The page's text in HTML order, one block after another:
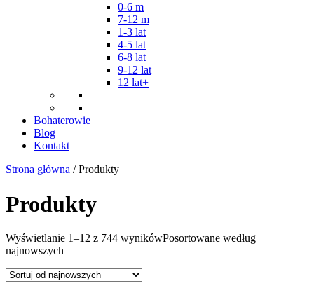
0-6 m
7-12 m
1-3 lat
4-5 lat
6-8 lat
9-12 lat
12 lat+
Bohaterowie
Blog
Kontakt
Strona główna / Produkty
Produkty
Wyświetlanie 1–12 z 744 wynikówPosortowane według
najnowszych